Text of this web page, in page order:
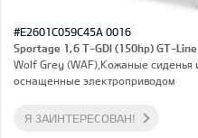
#E2601C059C45A 0016
Sportage 1,6 T-GDI (150hp) GT-Line
Wolf Grey (WAF),Кожаные сиденья
оснащенные электроприводом
Я ЗАИНТЕРЕСОВАН!